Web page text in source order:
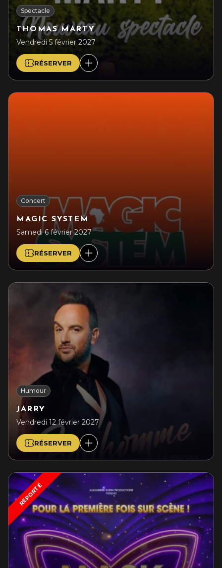
Spectacle
THOMAS MARTY
Vendredi 5 février 2027
RÉSERVER
Concert
MAGIC SYSTEM
Samedi 6 février 2027
RÉSERVER
Humour
JARRY
Vendredi 12 février 2027
RÉSERVER
REPORTÉ